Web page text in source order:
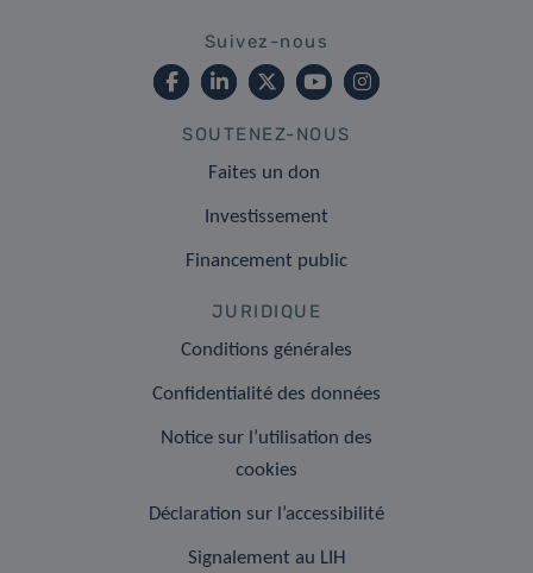
Suivez-nous
SOUTENEZ-NOUS
Faites un don
Investissement
Financement public
JURIDIQUE
Conditions générales
Confidentialité des données
Notice sur l’utilisation des
cookies
Déclaration sur l’accessibilité
Signalement au LIH